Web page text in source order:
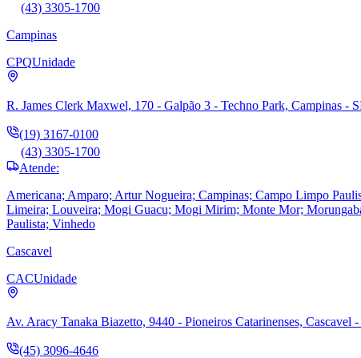
(43) 3305-1700
Campinas
CPQUnidade
R. James Clerk Maxwel, 170 - Galpão 3 - Techno Park, Campinas -
(19) 3167-0100
(43) 3305-1700
Atende:
Americana; Amparo; Artur Nogueira; Campinas; Campo Limpo
Limeira; Louveira; Mogi Guacu; Mogi Mirim; Monte Mor;
Paulista; Vinhedo
Cascavel
CACUnidade
Av. Aracy Tanaka Biazetto, 9440 - Pioneiros Catarinenses, Cascavel -
(45) 3096-4646